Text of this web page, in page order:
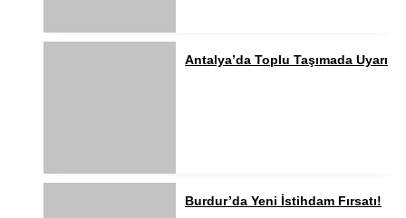
Antalya’da Toplu Taşımada Uyarı
Burdur’da Yeni İstihdam Fırsatı!